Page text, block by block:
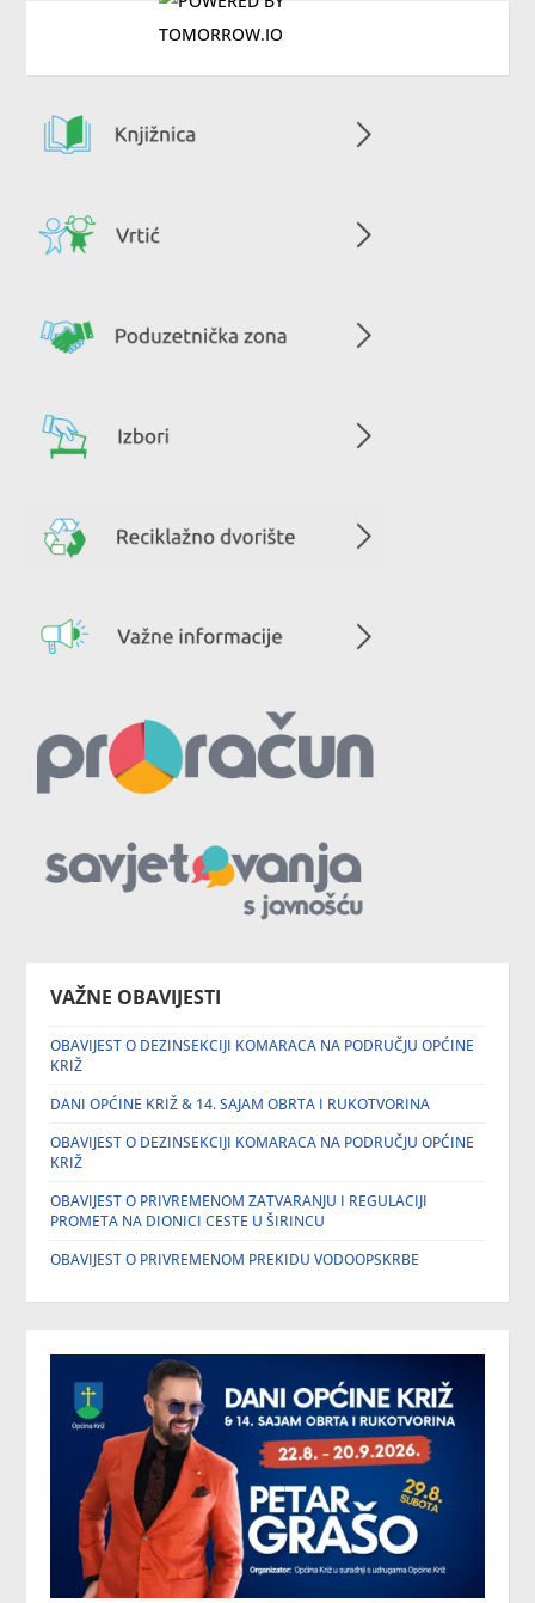
VAŽNE OBAVIJESTI
OBAVIJEST O DEZINSEKCIJI KOMARACA NA PODRUČJU OPĆINE
KRIŽ
DANI OPĆINE KRIŽ & 14. SAJAM OBRTA I RUKOTVORINA
OBAVIJEST O DEZINSEKCIJI KOMARACA NA PODRUČJU OPĆINE
KRIŽ
OBAVIJEST O PRIVREMENOM ZATVARANJU I REGULACIJI
PROMETA NA DIONICI CESTE U ŠIRINCU
OBAVIJEST O PRIVREMENOM PREKIDU VODOOPSKRBE